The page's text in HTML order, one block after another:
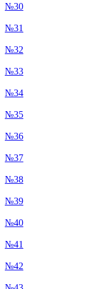
№30
№31
№32
№33
№34
№35
№36
№37
№38
№39
№40
№41
№42